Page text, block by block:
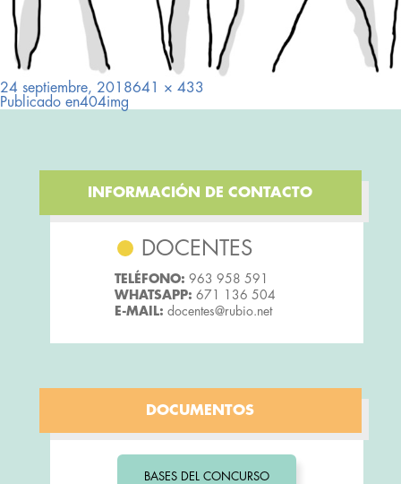
Publicado
el
24 septiembre, 2018Tamaño
641 × 433
Navegación
Publicado en404img
INFORMACIÓN DE CONTACTO
DOCENTES
TELÉFONO: 963 958 591
WHATSAPP: 671 136 504
E-MAIL: docentes@rubio.net
DOCUMENTOS
BASES DEL CONCURSO